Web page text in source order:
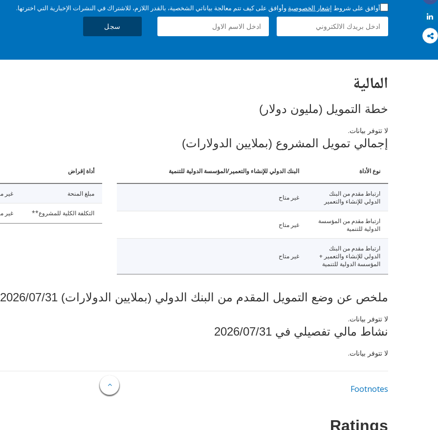
Share
Share
أوافق على شروط إشعار الخصوصية وأوافق على كيف تتم معالجة بياناتي الشخصية، بالقدر اللازم، للاشتراك في النشرات الإخبارية التي اخترتها.
سجل
المالية
خطة التمويل (مليون دولار)
لا تتوفر بيانات.
إجمالي تمويل المشروع (بملايين الدولارات)
نوع الأداة البنك الدولي للإنشاء والتعمير/المؤسسة الدولية للتنمية
ارتباط مقدم من البنك
الدولي للإنشاء والتعمير
غير متاح
ارتباط مقدم من المؤسسة
الدولية للتنمية
غير متاح
ارتباط مقدم من البنك
الدولي للإنشاء والتعمير +
المؤسسة الدولية للتنمية
غير متاح
أداة إقراض
مبلغ المنحة غير
التكلفة الكلية للمشروع** غير
ملخص عن وضع التمويل المقدم من البنك الدولي (بملايين الدولارات) 2026/07/31
لا تتوفر بيانات.
نشاط مالي تفصيلي في 2026/07/31
لا تتوفر بيانات.
Footnotes